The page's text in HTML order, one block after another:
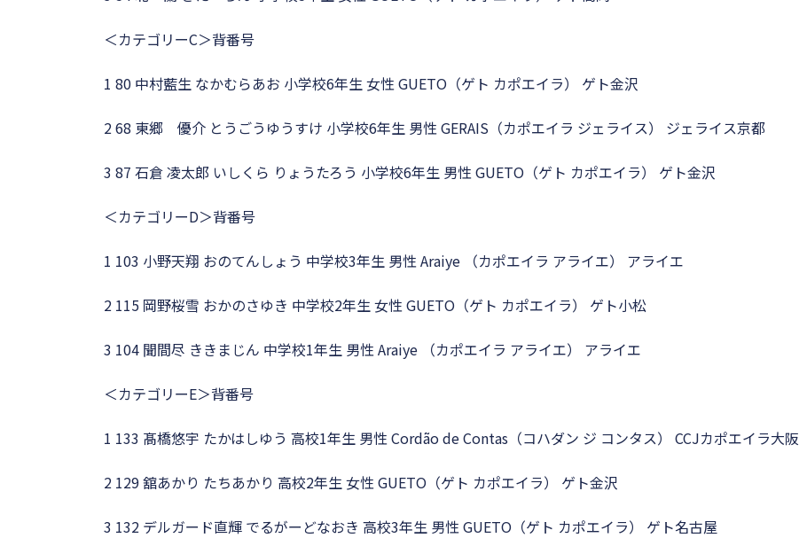
＜カテゴリーC＞背番号
1 80 中村藍生 なかむらあお 小学校6年生 女性 GUETO（ゲト カポエイラ） ゲト金沢
2 68 東郷 優介 とうごうゆうすけ 小学校6年生 男性 GERAIS（カポエイラ ジェライス） ジェライス京都
3 87 石倉 凌太郎 いしくら りょうたろう 小学校6年生 男性 GUETO（ゲト カポエイラ） ゲト金沢
＜カテゴリーD＞背番号
1 103 小野天翔 おのてんしょう 中学校3年生 男性 Araiye （カポエイラ アライエ） アライエ
2 115 岡野桜雪 おかのさゆき 中学校2年生 女性 GUETO（ゲト カポエイラ） ゲト小松
3 104 聞間尽 ききまじん 中学校1年生 男性 Araiye （カポエイラ アライエ） アライエ
＜カテゴリーE＞背番号
1 133 髙橋悠宇 たかはしゆう 高校1年生 男性 Cordão de Contas（コハダン ジ コンタス） CCJカポエイラ大阪
2 129 舘あかり たちあかり 高校2年生 女性 GUETO（ゲト カポエイラ） ゲト金沢
3 132 デルガード直輝 でるがーどなおき 高校3年生 男性 GUETO（ゲト カポエイラ） ゲト名古屋